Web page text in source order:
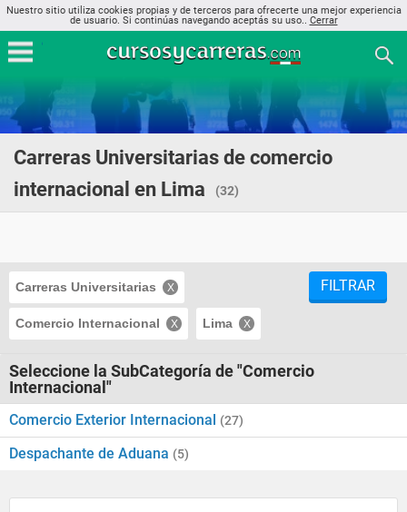
Nuestro sitio utiliza cookies propias y de terceros para ofrecerte una mejor experiencia
de usuario. Si continúas navegando aceptás su uso.. Cerrar
Carreras Universitarias de comercio
internacional en Lima
(32)
Carreras Universitarias
Comercio Internacional Lima
FILTRAR
Seleccione la SubCategoría de "Comercio
Internacional"
Comercio Exterior Internacional (27)
Despachante de Aduana (5)